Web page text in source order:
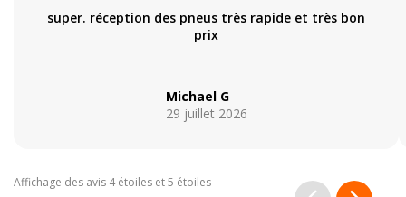
super. réception des pneus très rapide et très bon
prix
Michael G
29 juillet 2026
Affichage des avis 4 étoiles et 5 étoiles